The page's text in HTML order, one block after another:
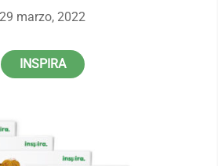
29 marzo, 2022
INSPIRA